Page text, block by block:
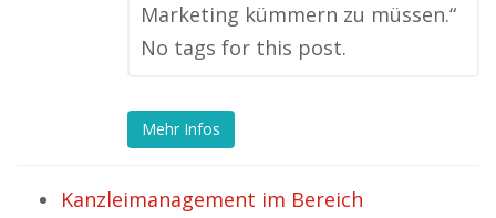
Marketing kümmern zu müssen.“
No tags for this post.
Mehr Infos
Kanzleimanagement im Bereich